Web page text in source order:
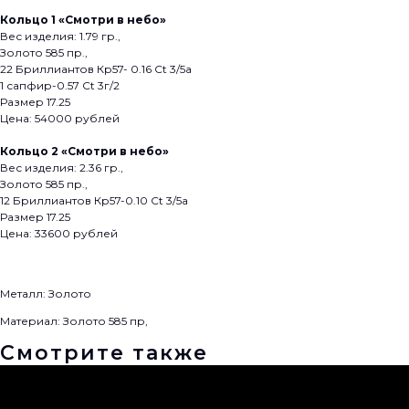
Кольцо 1 «Смотри в небо»
Вес изделия: 1.79 гр.,
Золото 585 пр.,
22 Бриллиантов Кр57- 0.16 Ct 3/5а
1 сапфир-0.57 Ct 3г/2
Размер 17.25
Цена: 54000 рублей
Кольцо 2 «Смотри в небо»
Вес изделия: 2.36 гр.,
Золото 585 пр.,
12 Бриллиантов Кр57-0.10 Ct 3/5а
Размер 17.25
Цена: 33600 рублей
Металл: Золото
Материал: Золото 585 пр,
Смотрите также